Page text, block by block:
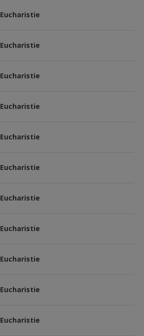
Eucharistie
Eucharistie
Eucharistie
Eucharistie
Eucharistie
Eucharistie
Eucharistie
Eucharistie
Eucharistie
Eucharistie
Eucharistie